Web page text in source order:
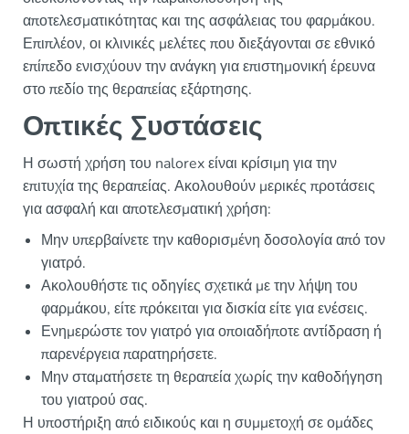
αποτελεσματικότητας και της ασφάλειας του φαρμάκου.
Επιπλέον, οι κλινικές μελέτες που διεξάγονται σε εθνικό
επίπεδο ενισχύουν την ανάγκη για επιστημονική έρευνα
στο πεδίο της θεραπείας εξάρτησης.
Οπτικές Συστάσεις
Η σωστή χρήση του nalorex είναι κρίσιμη για την
επιτυχία της θεραπείας. Ακολουθούν μερικές προτάσεις
για ασφαλή και αποτελεσματική χρήση:
Μην υπερβαίνετε την καθορισμένη δοσολογία από τον
γιατρό.
Ακολουθήστε τις οδηγίες σχετικά με την λήψη του
φαρμάκου, είτε πρόκειται για δισκία είτε για ενέσεις.
Ενημερώστε τον γιατρό για οποιαδήποτε αντίδραση ή
παρενέργεια παρατηρήσετε.
Μην σταματήσετε τη θεραπεία χωρίς την καθοδήγηση
του γιατρού σας.
Η υποστήριξη από ειδικούς και η συμμετοχή σε ομάδες